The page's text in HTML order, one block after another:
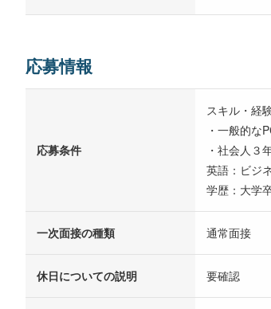
応募情報
応募条件
スキル・経
・一般的な
・社会⼈３
英語：ビジ
学歴：⼤学
一次面接の種類 通常面接
休日についての説明 要確認